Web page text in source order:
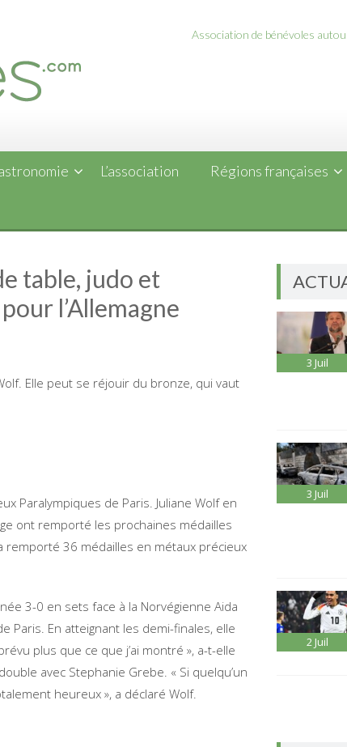
Association de bénévoles
L’association Régions françaises
table, judo et
l’Allemagne
Elle peut se réjouir du bronze, qui vaut
Paralympiques de Paris. Juliane Wolf en
ont remporté les prochaines médailles
remporté 36 médailles en métaux précieux
3-0 en sets face à la Norvégienne Aida
Paris. En atteignant les demi-finales, elle
plus que ce que j’ai montré », a-t-elle
avec Stephanie Grebe. « Si quelqu’un
heureux », a déclaré Wolf.
3 Juil
3 Juil
2 Juil